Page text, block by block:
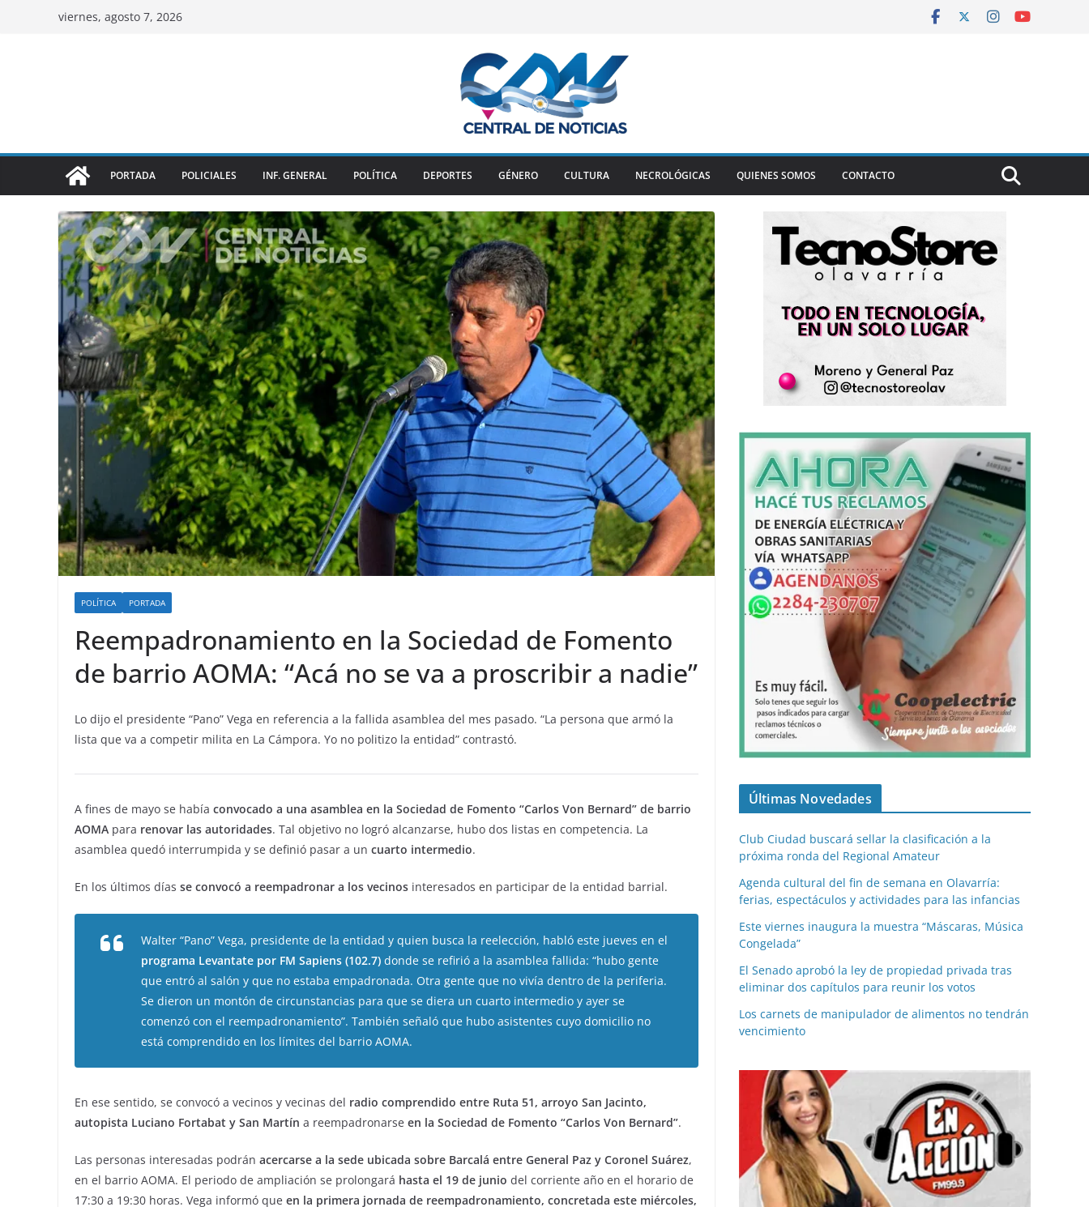
viernes, agosto 7, 2026
PORTADA POLICIALES INF. GENERAL POLÍTICA DEPORTES GÉNERO CULTURA NECROLÓGICAS QUIENES SOMOS CONTACTO
POLÍTICA PORTADA
Reempadronamiento en la Sociedad de Fomento
de barrio AOMA: “Acá no se va a proscribir a nadie”
Lo dijo el presidente “Pano” Vega en referencia a la fallida asamblea del mes pasado. “La persona que armó la
lista que va a competir milita en La Cámpora. Yo no politizo la entidad” contrastó.
A fines de mayo se había convocado a una asamblea en la Sociedad de Fomento “Carlos Von Bernard” de barrio
AOMA para renovar las autoridades. Tal objetivo no logró alcanzarse, hubo dos listas en competencia. La
asamblea quedó interrumpida y se definió pasar a un cuarto intermedio.
En los últimos días se convocó a reempadronar a los vecinos interesados en participar de la entidad barrial.
Walter “Pano” Vega, presidente de la entidad y quien busca la reelección, habló este jueves en el
programa Levantate por FM Sapiens (102.7) donde se refirió a la asamblea fallida: “hubo gente
que entró al salón y que no estaba empadronada. Otra gente que no vivía dentro de la periferia.
Se dieron un montón de circunstancias para que se diera un cuarto intermedio y ayer se
comenzó con el reempadronamiento”. También señaló que hubo asistentes cuyo domicilio no
está comprendido en los límites del barrio AOMA.
En ese sentido, se convocó a vecinos y vecinas del radio comprendido entre Ruta 51, arroyo San Jacinto,
autopista Luciano Fortabat y San Martín a reempadronarse en la Sociedad de Fomento “Carlos Von Bernard”.
Las personas interesadas podrán acercarse a la sede ubicada sobre Barcalá entre General Paz y Coronel Suárez,
en el barrio AOMA. El periodo de ampliación se prolongará hasta el 19 de junio del corriente año en el horario de
17:30 a 19:30 horas. Vega informó que en la primera jornada de reempadronamiento, concretada este miércoles,
Últimas Novedades
Club Ciudad buscará sellar la clasificación a la
próxima ronda del Regional Amateur
Agenda cultural del fin de semana en Olavarría:
ferias, espectáculos y actividades para las infancias
Este viernes inaugura la muestra “Máscaras, Música
Congelada”
El Senado aprobó la ley de propiedad privada tras
eliminar dos capítulos para reunir los votos
Los carnets de manipulador de alimentos no tendrán
vencimiento